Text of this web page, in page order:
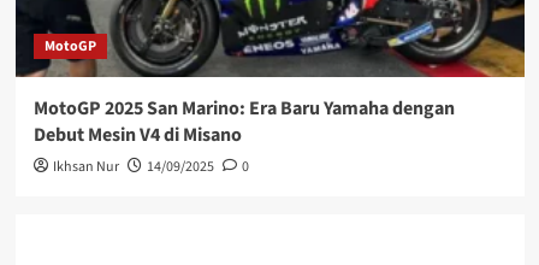
MotoGP
MotoGP 2025 San Marino: Era Baru Yamaha dengan
Debut Mesin V4 di Misano
Ikhsan Nur 14/09/2025 0